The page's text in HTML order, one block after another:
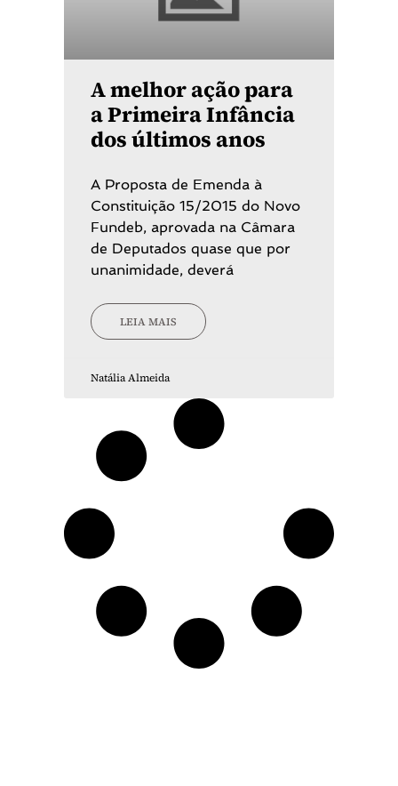
A melhor ação para
a Primeira Infância
dos últimos anos
A Proposta de Emenda à
Constituição 15/2015 do Novo
Fundeb, aprovada na Câmara
de Deputados quase que por
unanimidade, deverá
LEIA MAIS
Natália Almeida